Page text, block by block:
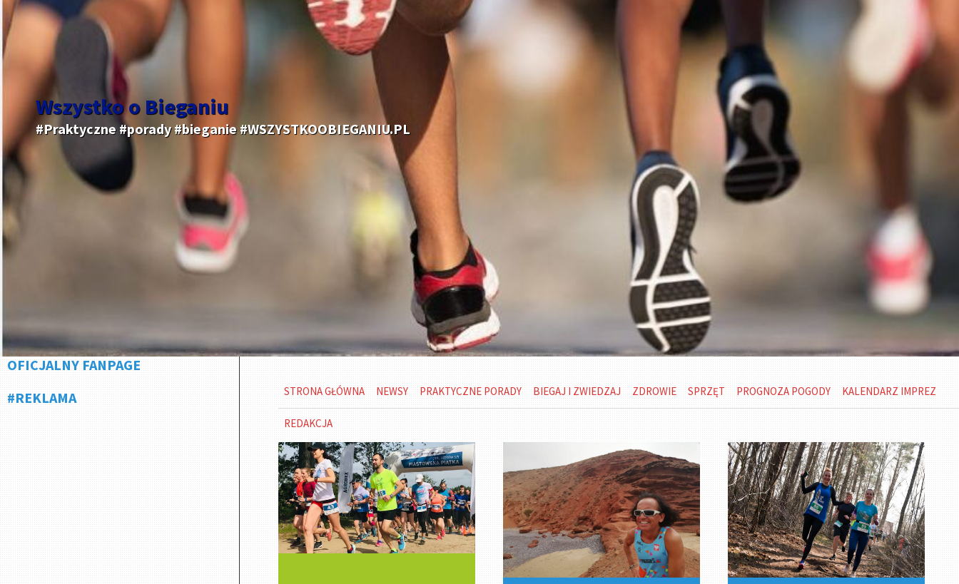
Wszystko o Bieganiu
#Praktyczne #porady #bieganie #WSZYSTKOOBIEGANIU.PL
OFICJALNY FANPAGE
#REKLAMA
STRONA GŁÓWNA NEWSY PRAKTYCZNE PORADY BIEGAJ I ZWIEDZAJ ZDROWIE SPRZĘT PROGNOZA POGODY KALENDARZ IMPREZ
REDAKCJA